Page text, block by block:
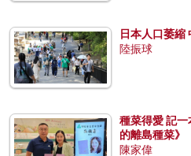
日本人口萎縮
陸振球
種菜得愛 記
的離島種菜》
陳家偉